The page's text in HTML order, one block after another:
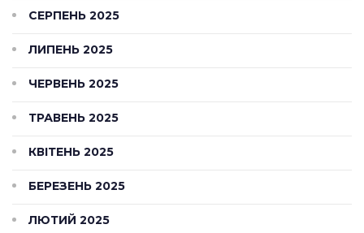
СЕРПЕНЬ 2025
ЛИПЕНЬ 2025
ЧЕРВЕНЬ 2025
ТРАВЕНЬ 2025
КВІТЕНЬ 2025
БЕРЕЗЕНЬ 2025
ЛЮТИЙ 2025